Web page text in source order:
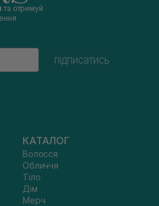
та отримуй
підписатись
КАТАЛОГ
Волосся
Обличчя
Тіло
Дім
Мерч